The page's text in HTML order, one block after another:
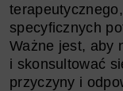
specyficznych
Ważne jest, aby
i skonsultować
przyczyny i